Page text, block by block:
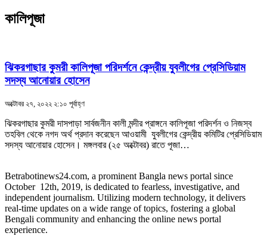
কালিপূজা
ঝিকরগাছার কুমরী কালিপূজা পরিদর্শনে কেন্দ্রীয় যুবলীগের প্রেসিডিয়াম
সদস্য আনোয়ার হোসেন
অক্টোবর ২৭, ২০২২ ২:১০ পূর্বাহ্ণ
ঝিকরগাছার কুমরী দাসপাড়া সার্বজনীন কালী মন্দীর প্রাঙ্গনে কালিপূজা পরিদর্শন ও নিজস্ব
তহবিল থেকে নগদ অর্থ প্রদান করেছেন আওয়ামী যুবলীগের কেন্দ্রীয় কমিটির প্রেসিডিয়াম
সদস্য আনোয়ার হোসেন। মঙ্গলবার (২৫ অক্টোবর) রাতে পূজা…
Betrabotinews24.com, a prominent Bangla news portal since
October 12th, 2019, is dedicated to fearless, investigative, and
independent journalism. Utilizing modern technology, it delivers
real-time updates on a wide range of topics, fostering a global
Bengali community and enhancing the online news portal
experience.